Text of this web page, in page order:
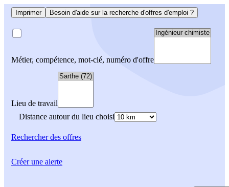
Imprimer Besoin d'aide sur la recherche d'offres d'emploi ?
Métier, compétence, mot-clé, numéro d'offre
Lieu de travail
Distance autour du lieu choisi
Rechercherdes offres
Créer une alerte